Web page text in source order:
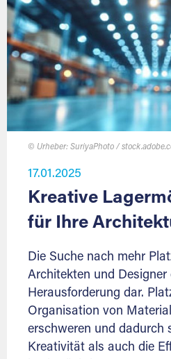
© Urheber: SuriyaPhoto /
17.01.2025
Kreative
für Ihre
Die Suche nach mehr
Architekten und Designer
Herausforderung dar.
Organisation von
erschweren und dadurch
Kreativität als auch die